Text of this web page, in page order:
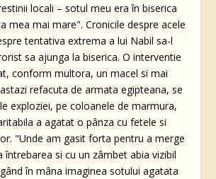
locali – sotul meu era în biserica
mea mai mare". Cronicile despre acele
tentativa extrema a lui Nabil sa-l
sa ajunga la biserica. O interventie
conform multora, un macel si mai
refacuta de armata egipteana, se
exploziei, pe coloanele de marmura,
a agatat o pânza cu fetele si
"Unde am gasit forta pentru a merge
întrebarea si cu un zâmbet abia vizibil
în mâna imaginea sotului agatata